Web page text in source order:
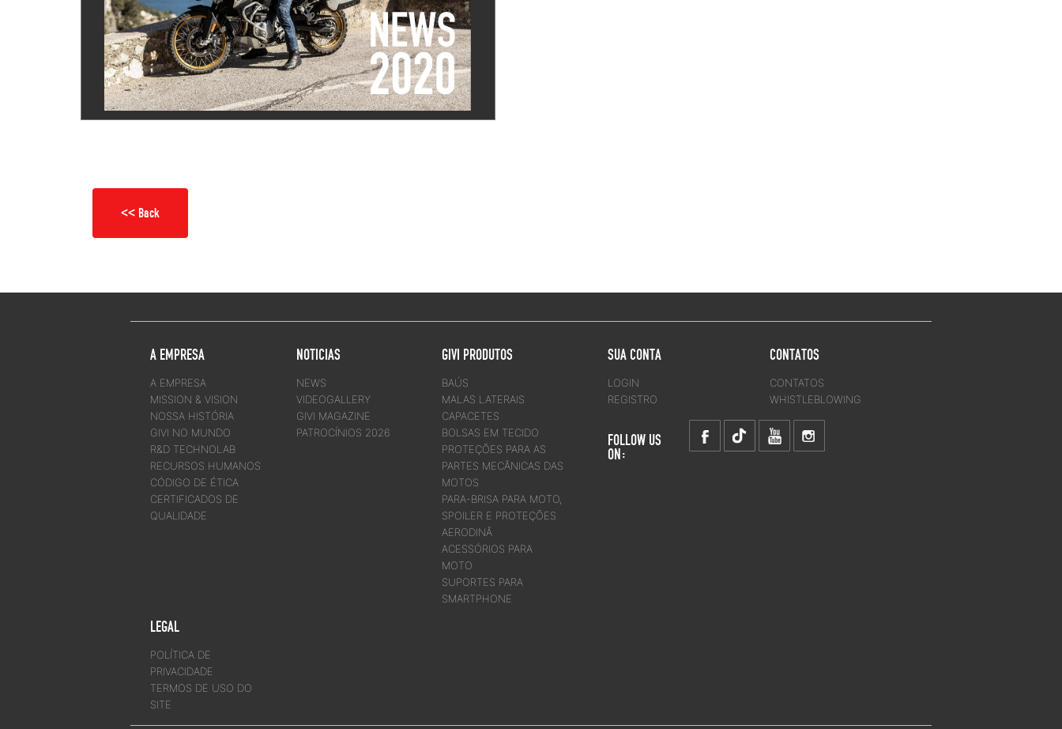
<< Back
A EMPRESA
A EMPRESA
MISSION & VISION
NOSSA HISTÓRIA
GIVI NO MUNDO
R&D TECHNOLAB
RECURSOS HUMANOS
CÓDIGO DE ÉTICA
CERTIFICADOS DE
QUALIDADE
NOTICIAS
NEWS
VIDEOGALLERY
GIVI MAGAZINE
PATROCÍNIOS 2026
GIVI PRODUTOS
BAÚS
MALAS LATERAIS
CAPACETES
BOLSAS EM TECIDO
PROTEÇÕES PARA AS
PARTES MECÂNICAS DAS
MOTOS
PARA-BRISA PARA MOTO,
SPOILER E PROTEÇÕES
AERODINÂ
ACESSÓRIOS PARA
MOTO
SUPORTES PARA
SMARTPHONE
LEGAL
POLÍTICA DE
PRIVACIDADE
TERMOS DE USO DO
SITE
SUA CONTA
LOGIN
REGISTRO
CONTATOS
CONTATOS
WHISTLEBLOWING
FOLLOW US
ON: